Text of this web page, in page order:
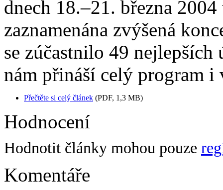
dnech 18.–21. března
zaznamenána zvýšená
se zúčastnilo 49
nám přináší celý program i
Přečtěte si celý článek (PDF, 1,3 MB)
Hodnocení
Hodnotit články mohou pouze
Komentáře